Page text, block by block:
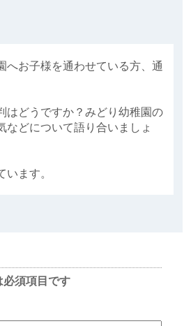
へお子様を通わせている方、通
はどうですか？みどり幼稚園の
などについて語り合いましょ
ます。
須項目です